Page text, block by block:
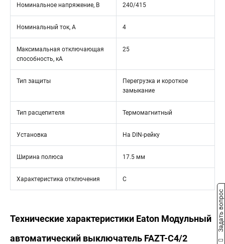
Номинальное напряжение, В 240/415
Номинальный ток, А 4
Максимальная отключающая
способность, кА
25
Тип защиты
Перегрузка и короткое
замыкание
Тип расцепителя Термомагнитный
Установка На DIN-рейку
Ширина полюса 17.5 мм
Характеристика отключения C
Технические характеристики Eaton Модульный
автоматический выключатель FAZT-C4/2
Задать вопрос